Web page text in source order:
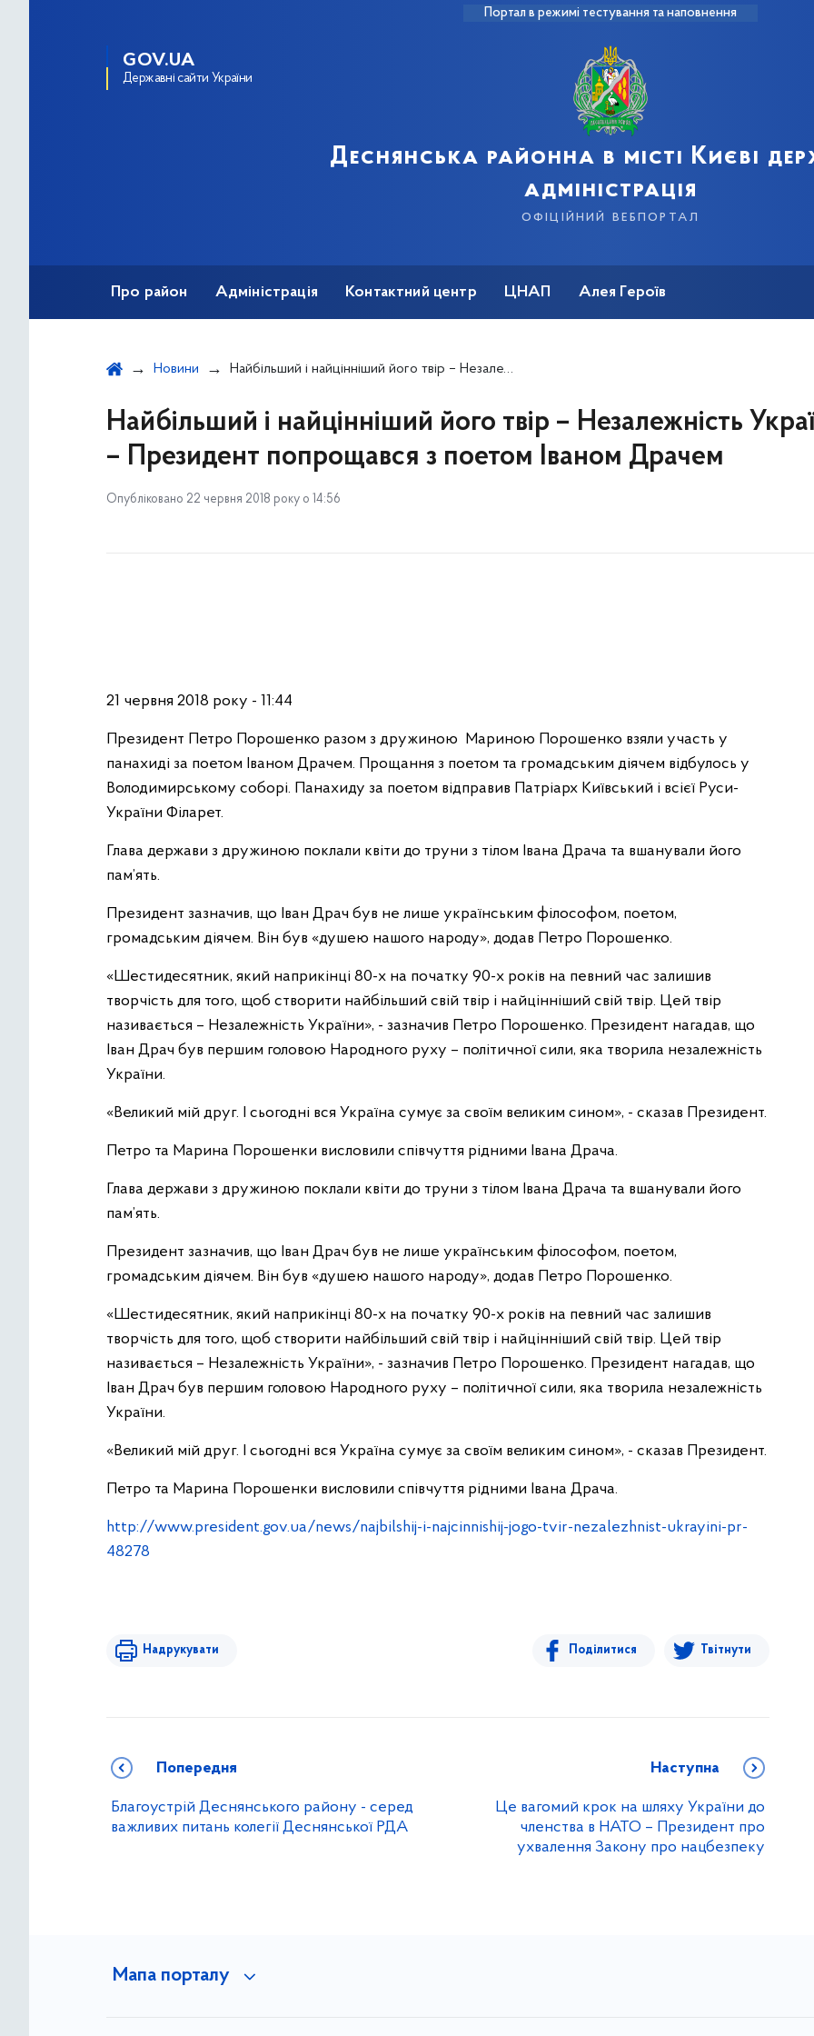
Портал в режимі тестування та наповнення
GOV.UA
Державні сайти України
Деснянська районна в місті Києві
адміністрація
офіційний вебпортал
Про район Адміністрація Контактний центр ЦНАП Алея Героїв
Новини Найбільший і найцінніший його твір – Незалежність України – Президент попрощався з поетом Іваном Драчем
Найбільший і найцінніший його твір – Незалежність
– Президент попрощався з поетом Іваном Драчем
Опубліковано 22 червня 2018 року о 14:56
21 червня 2018 року - 11:44
Президент Петро Порошенко разом з дружиною Мариною Порошенко взяли участь у
панахиді за поетом Іваном Драчем. Прощання з поетом та громадським діячем відбулось у
Володимирському соборі. Панахиду за поетом відправив Патріарх Київський і всієї Руси-
України Філарет.
Глава держави з дружиною поклали квіти до труни з тілом Івана Драча та вшанували його
пам’ять.
Президент зазначив, що Іван Драч був не лише українським філософом, поетом,
громадським діячем. Він був «душею нашого народу», додав Петро Порошенко.
«Шестидесятник, який наприкінці 80-х на початку 90-х років на певний час залишив
творчість для того, щоб створити найбільший свій твір і найцінніший свій твір. Цей твір
називається – Незалежність України», - зазначив Петро Порошенко. Президент нагадав, що
Іван Драч був першим головою Народного руху – політичної сили, яка творила незалежність
України.
«Великий мій друг. І сьогодні вся Україна сумує за своїм великим сином», - сказав Президент.
Петро та Марина Порошенки висловили співчуття рідними Івана Драча.
Глава держави з дружиною поклали квіти до труни з тілом Івана Драча та вшанували його
пам’ять.
Президент зазначив, що Іван Драч був не лише українським філософом, поетом,
громадським діячем. Він був «душею нашого народу», додав Петро Порошенко.
«Шестидесятник, який наприкінці 80-х на початку 90-х років на певний час залишив
творчість для того, щоб створити найбільший свій твір і найцінніший свій твір. Цей твір
називається – Незалежність України», - зазначив Петро Порошенко. Президент нагадав, що
Іван Драч був першим головою Народного руху – політичної сили, яка творила незалежність
України.
«Великий мій друг. І сьогодні вся Україна сумує за своїм великим сином», - сказав Президент.
Петро та Марина Порошенки висловили співчуття рідними Івана Драча.
http://www.president.gov.ua/news/najbilshij-i-najcinnishij-jogo-tvir-nezalezhnist-ukrayini-pr-
48278
Надрукувати Поділитися Твітнути
Попередня
Благоустрій Деснянського району - серед
важливих питань колегії Деснянської РДА
Наступна
Це вагомий крок на шляху України до
членства в НАТО – Президент про
ухвалення Закону про нацбезпеку
Мапа порталу